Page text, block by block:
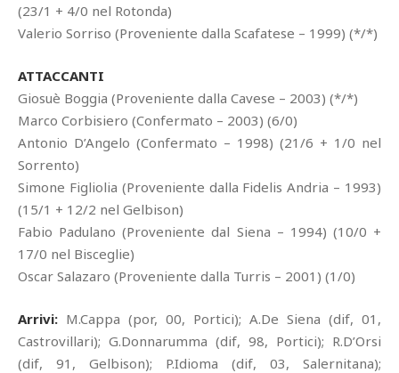
(23/1 + 4/0 nel Rotonda)
Valerio Sorriso (Proveniente dalla Scafatese – 1999) (*/*)
ATTACCANTI
Giosuè Boggia (Proveniente dalla Cavese – 2003) (*/*)
Marco Corbisiero (Confermato – 2003) (6/0)
Antonio D’Angelo (Confermato – 1998) (21/6 + 1/0 nel
Sorrento)
Simone Figliolia (Proveniente dalla Fidelis Andria – 1993)
(15/1 + 12/2 nel Gelbison)
Fabio Padulano (Proveniente dal Siena – 1994) (10/0 +
17/0 nel Bisceglie)
Oscar Salazaro (Proveniente dalla Turris – 2001) (1/0)
Arrivi: M.Cappa (por, 00, Portici); A.De Siena (dif, 01,
Castrovillari); G.Donnarumma (dif, 98, Portici); R.D’Orsi
(dif, 91, Gelbison); P.Idioma (dif, 03, Salernitana);